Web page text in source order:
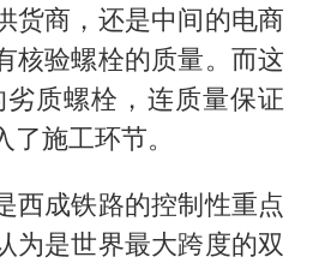
货商，还是中间的电商
核验螺栓的质量。而这
质螺栓，连质量保证
施工环节。
西成铁路的控制性重点
为是世界最大跨度的双